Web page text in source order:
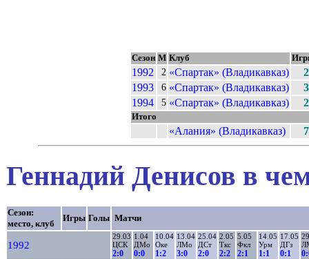
Сезон М Клуб
1992 2 «Спартак» (Владикавказ)
1993
6 «Спартак» (Владикавказ)
1994
5 «Спартак» (Владикавказ)
Итого
«Алания» (Владикавказ)
Геннадий Денисов в
Сезон:
место, клуб
Игры Голы Матчи
1992
29.03
ЦСК
2:0
1.04
ДМо
0:0
10.04
Оке
1:2
13.04
ЛМо
3:0
25.04
ДСт
2:0
2.05
Ткс
2:2
5.05
Фкл
2:1
14.05
Урм
1:1
17.05
ДГз
0:1